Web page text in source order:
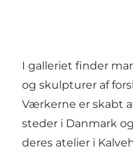
I galleriet finder
og skulpturer af
Værkerne er skabt
steder i Danmark
deres atelier i